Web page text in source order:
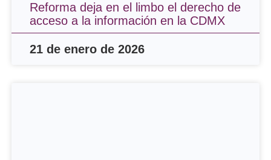
Reforma deja en el limbo el derecho de
acceso a la información en la CDMX
21 de enero de 2026